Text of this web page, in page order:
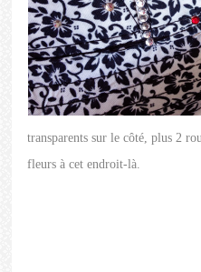
transparents sur le côté, plus 2
fleurs à cet endroit-là.